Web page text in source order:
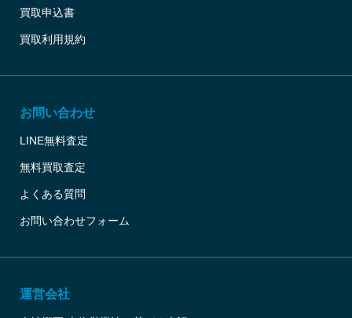
買取申込書
買取利用規約
お問い合わせ
LINE無料査定
無料買取査定
よくある質問
お問い合わせフォーム
運営会社